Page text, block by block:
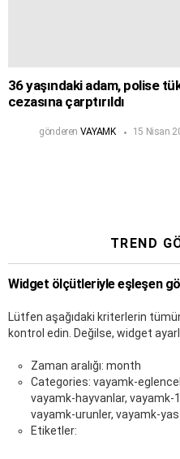
36 yaşındaki adam, polise
cezasına çarptırıldı
gönderen VAYAMK 15 Nisan
TREND
Widget ölçütleriyle eşleşen
Lütfen aşağıdaki kriterlerin
kontrol edin. Değilse, widget
Zaman aralığı: month
Categories: vayamk-
vayamk-hayvanlar, vayamk-
vayamk-urunler, vayamk-
Etiketler: